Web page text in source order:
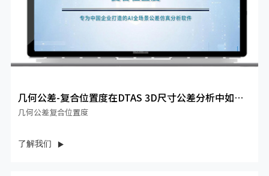
几何公差-复合位置度在DTAS 3D尺寸公差分析中如何
实现？
几何公差复合位置度
了解我们